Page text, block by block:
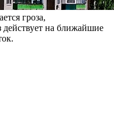
гроза,
на ближайшие